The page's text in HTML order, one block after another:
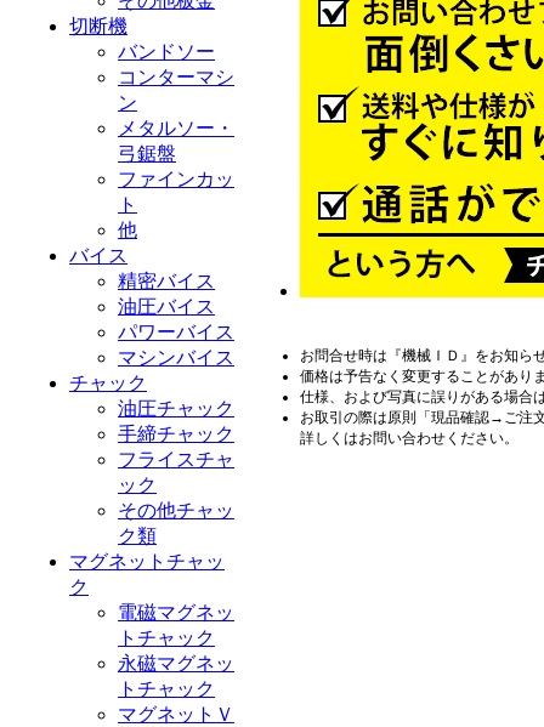
切断機
バンドソー
コンターマシ
ン
メタルソー・
弓鋸盤
ファインカッ
ト
他
バイス
精密バイス
油圧バイス
パワーバイス
マシンバイス
チャック
油圧チャック
手締チャック
フライスチャ
ック
その他チャッ
ク類
マグネットチャッ
ク
電磁マグネッ
トチャック
永磁マグネッ
トチャック
マグネットＶ
お問合せ時は『機械ＩＤ』をお知ら
価格は予告なく変更することがあり
仕様、および写真に誤りがある場合
お取引の際は原則「現品確認→ご
詳しくはお問い合わせください。